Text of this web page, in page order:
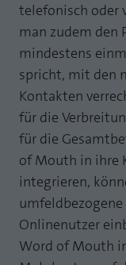
telefonisch oder
man zudem den
mindestens
spricht, mit den
Kontakten
für die
für die
of Mouth in ihre
integrieren,
Onlinenutzer
Word of Mouth